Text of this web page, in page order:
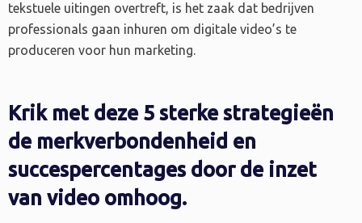
tekstuele uitingen overtreft, is het zaak dat bedrijven
professionals gaan inhuren om digitale video’s te
produceren voor hun marketing.
Krik met deze 5 sterke strategieën
de merkverbondenheid en
succespercentages door de inzet
van video omhoog.